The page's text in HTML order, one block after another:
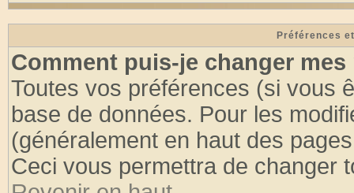
Préférences
Comment puis-je changer mes
Toutes vos préférences (si vous
base de données. Pour les
(généralement en haut des
Ceci vous permettra de changer